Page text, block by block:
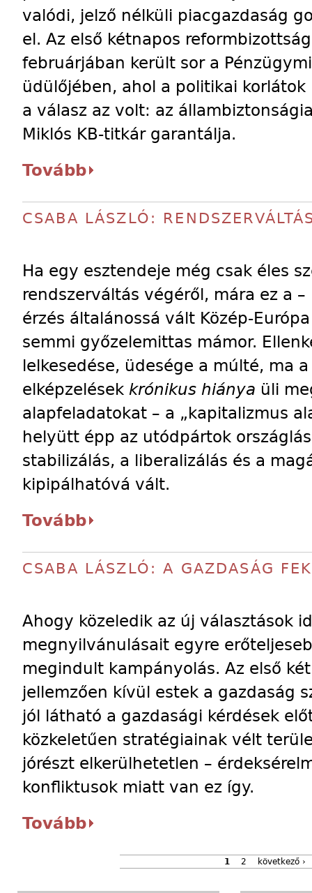
valódi, jelző nélküli piacgazdaság
el. Az első kétnapos
februárjában került sor a
üdülőjében, ahol a politikai
a válasz az volt: az
Miklós KB-titkár garantálja.
Tovább
CSABA LÁSZLÓ:
Ha egy esztendeje még csak éles
rendszerváltás végéről, mára ez a
érzés általánossá vált Közép-
semmi győzelemittas mámor.
lelkesedése, üdesége a múlté, ma
elképzelések krónikus hiánya üli
alapfeladatokat – a „kapitalizmus
helyütt épp az utódpártok
stabilizálás, a liberalizálás és a
kipipálhatóvá vált.
Tovább
CSABA LÁSZLÓ: A GAZDASÁG
Ahogy közeledik az új választások
megnyilvánulásait egyre
megindult kampányolás. Az első
jellemzően kívül estek a gazdaság
jól látható a gazdasági kérdések
közkeletűen stratégiainak vélt
jórészt elkerülhetetlen –
konfliktusok miatt van ez így.
Tovább
1 2 következő ›